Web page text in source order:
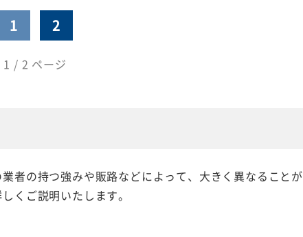
1 2
1 / 2 ページ
の持つ強みや販路などによって、大きく異なることが
くご説明いたします。